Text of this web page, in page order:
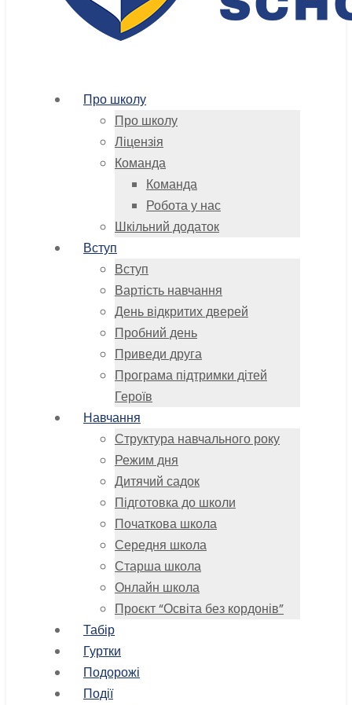
Про школу
Про школу
Ліцензія
Команда
Команда
Робота у нас
Шкільний додаток
Вступ
Вступ
Вартість навчання
День відкритих дверей
Пробний день
Приведи друга
Програма підтримки дітей
Героїв
Навчання
Структура навчального року
Режим дня
Дитячий садок
Підготовка до школи
Початкова школа
Середня школа
Старша школа
Онлайн школа
Проєкт “Освіта без кордонів”
Табір
Гуртки
Подорожі
Події